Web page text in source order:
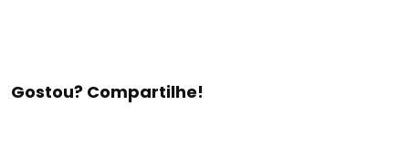
Gostou? Compartilhe!